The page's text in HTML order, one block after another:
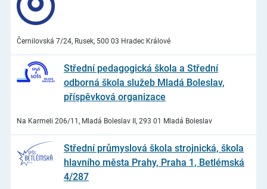
Černilovská 7/24, Rusek, 500 03 Hradec Králové
Střední pedagogická škola a Střední
odborná škola služeb Mladá Boleslav,
příspěvková organizace
Na Karmeli 206/11, Mladá Boleslav II, 293 01 Mladá Boleslav
Střední průmyslová škola strojnická, škola
hlavního města Prahy, Praha 1, Betlémská
4/287